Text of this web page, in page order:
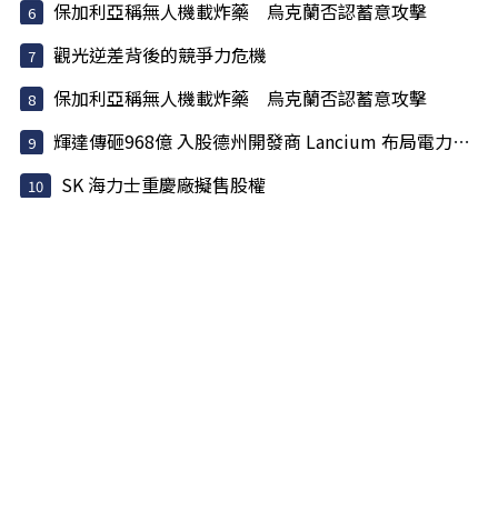
保加利亞稱無人機載炸藥 烏克蘭否認蓄意攻擊
觀光逆差背後的競爭力危機
保加利亞稱無人機載炸藥 烏克蘭否認蓄意攻擊
輝達傳砸968億 入股德州開發商 Lancium 布局電力基建
SK 海力士重慶廠擬售股權